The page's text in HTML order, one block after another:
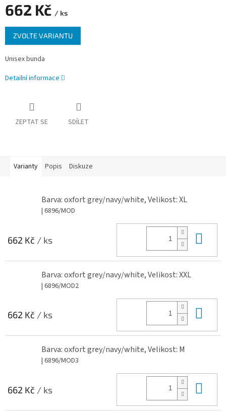
662 Kč / ks
Měrná
cena:
ZVOLTE VARIANTU
Unisex bunda
Detailní informace
ZEPTAT SE SDÍLET
Varianty Popis Diskuze
Barva: oxfort grey/navy/white, Velikost: XL
| 6896/MOD
662 Kč / ks
Barva: oxfort grey/navy/white, Velikost: XXL
| 6896/MOD2
662 Kč / ks
Barva: oxfort grey/navy/white, Velikost: M
| 6896/MOD3
662 Kč / ks